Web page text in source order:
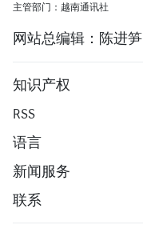
主管部门：越南通讯社
网站总编辑：陈进笋
知识产权
RSS
语言
新闻服务
联系